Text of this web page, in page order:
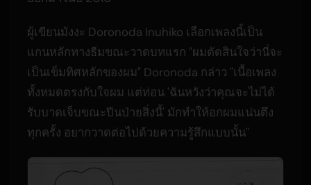
ผู้เขียนมังงะ Doronoda Inuhiko เลือกเพลงนี้เป็น
แกนหลักทางธีมขณะวาดบทแรก "ผมตัดสินใจว่านี่จะ
เป็นเข็มทิศหลักของผม" Doronoda กล่าว "เนื้อเพลง
ทั้งหมดตรงกับใจผม แต่ท่อน 'ฉันหวังว่าคุณจะไม่ได้
รับบาดเจ็บขณะปีนป่ายสิ่งนี้' มักทำให้อกผมแน่นตึง
ทุกครั้ง อยากวาดต่อไปด้วยความรู้สึกแบบนั้น"